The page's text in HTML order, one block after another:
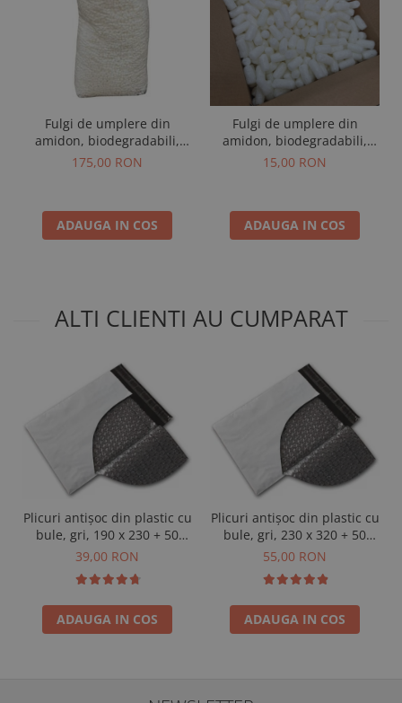
Fulgi de umplere din
amidon, biodegradabili,
alb, 500 L, sac
175,00 RON
ADAUGA IN COS
Fulgi de umplere din
amidon, biodegradabili,
alb, 24 L, cutie
15,00 RON
ADAUGA IN COS
ALTI CLIENTI AU CUMPARAT
Plicuri antișoc din plastic cu
bule, gri, 190 x 230 + 50
mm, 50 buc
39,00 RON
ADAUGA IN COS
Plicuri antișoc din plastic cu
bule, gri, 230 x 320 + 50
mm, 50 buc
55,00 RON
ADAUGA IN COS